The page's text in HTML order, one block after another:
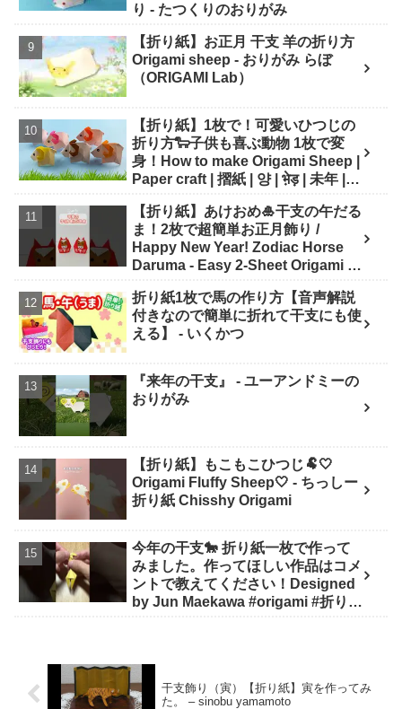
り - たつくりのおりがみ
【折り紙】お正月 干支 羊の折り方
Origami sheep - おりがみ らぼ
（ORIGAMI Lab）
【折り紙】1枚で！可愛いひつじの
折り方🐑子供も喜ぶ動物 1枚で変
身！How to make Origami Sheep |
Paper craft | 摺紙 | 양 | भे़ड़ | 未年 |
【折り紙】あけおめ🎍干支の午だる
ま！2枚で超簡単お正月飾り /
Happy New Year! Zodiac Horse
Daruma - Easy 2-Sheet Origami -
折り紙1枚で馬の作り方【音声解説
付きなので簡単に折れて干支にも使
える】 - いくかつ
『来年の干支』 - ユーアンドミーの
おりがみ
【折り紙】もこもこひつじ🐏🤍
Origami Fluffy Sheep🤍 - ちっしー
折り紙 Chisshy Origami
今年の干支🐎 折り紙一枚で作って
みました。作ってほしい作品はコメ
ントで教えてください！Designed
by Jun Maekawa #origami #折り紙
干支飾り（寅）【折り紙】寅を作ってみ
た。 – sinobu yamamoto